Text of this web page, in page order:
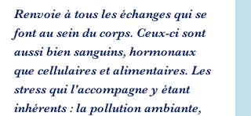
Renvoie à tous les échanges qui se
font au sein du corps. Ceux-ci sont
aussi bien sanguins, hormonaux
que cellulaires et alimentaires. Les
stress qui l'accompagne y étant
inhérents : la pollution ambiante,